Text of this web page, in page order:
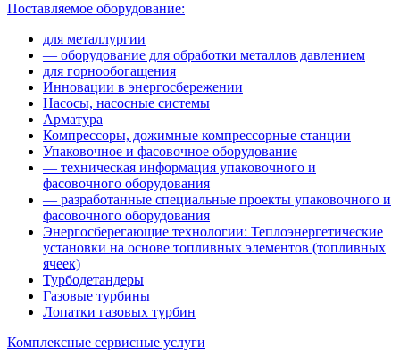
Поставляемое оборудование:
для металлургии
— оборудование для обработки металлов давлением
для горнообогащения
Инновации в энергосбережении
Насосы, насосные системы
Арматура
Компрессоры, дожимные компрессорные станции
Упаковочное и фасовочное оборудование
— техническая информация упаковочного и
фасовочного оборудования
— разработанные специальные проекты упаковочного и
фасовочного оборудования
Энергосберегающие технологии: Теплоэнергетические
установки на основе топливных элементов (топливных
ячеек)
Турбодетандеры
Газовые турбины
Лопатки газовых турбин
Комплексные сервисные услуги